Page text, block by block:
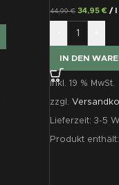
44,99€ 34,95€ /
IN DEN
inkl. 19 % MwSt.
zzgl.
Lieferzeit:3-5
Produkt enthält: